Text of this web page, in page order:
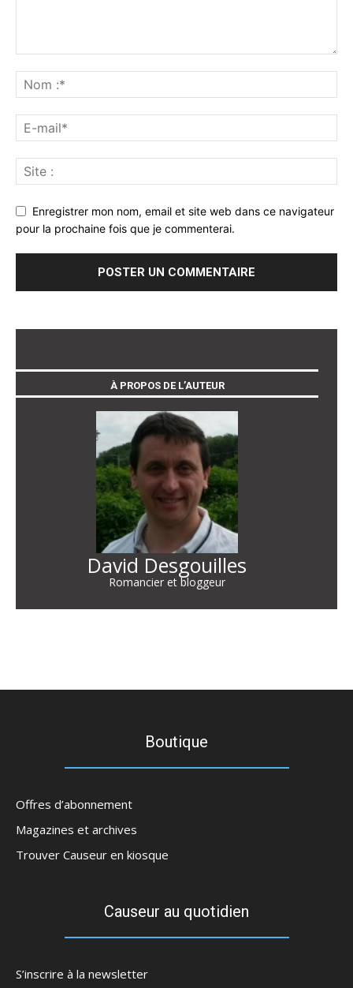
Enregistrer mon nom, email et site web dans ce navigateur
pour la prochaine fois que je commenterai.
À PROPOS DE L’AUTEUR
David Desgouilles
Romancier et bloggeur
Boutique
Offres d’abonnement
Magazines et archives
Trouver Causeur en kiosque
Causeur au quotidien
S’inscrire à la newsletter